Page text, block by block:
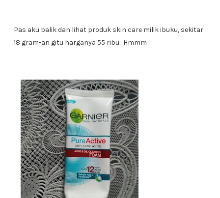
Pas aku balik dan lihat produk skin care milik ibuku, sekitar
18 gram-an gitu harganya 55 ribu. Hmmm